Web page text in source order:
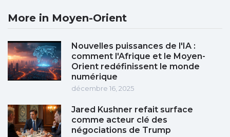
More in Moyen-Orient
Nouvelles puissances de l'IA :
comment l'Afrique et le Moyen-
Orient redéfinissent le monde
numérique
décembre 16, 2025
Jared Kushner refait surface
comme acteur clé des
négociations de Trump